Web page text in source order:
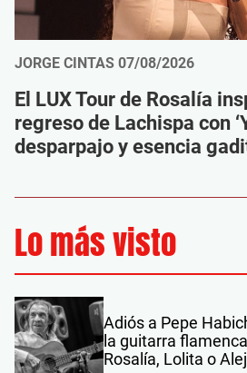
JORGE CINTAS 07/08/2026
El LUX Tour de Rosalía
regreso de Lachispa con
desparpajo y esencia
Lo más visto
Adiós a Pepe
la guitarra
Rosalía, Lolita o